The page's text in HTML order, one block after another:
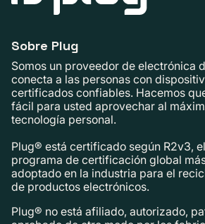
Sobre Plug
Somos un proveedor de electrónica
conecta a las personas con
certificados confiables. Hacemos
fácil para usted aprovechar al
tecnología personal.
Plug® está certificado según R2v3,
programa de certificación global
adoptado en la industria para el
de productos electrónicos.
Plug® no está afiliado, autorizado,